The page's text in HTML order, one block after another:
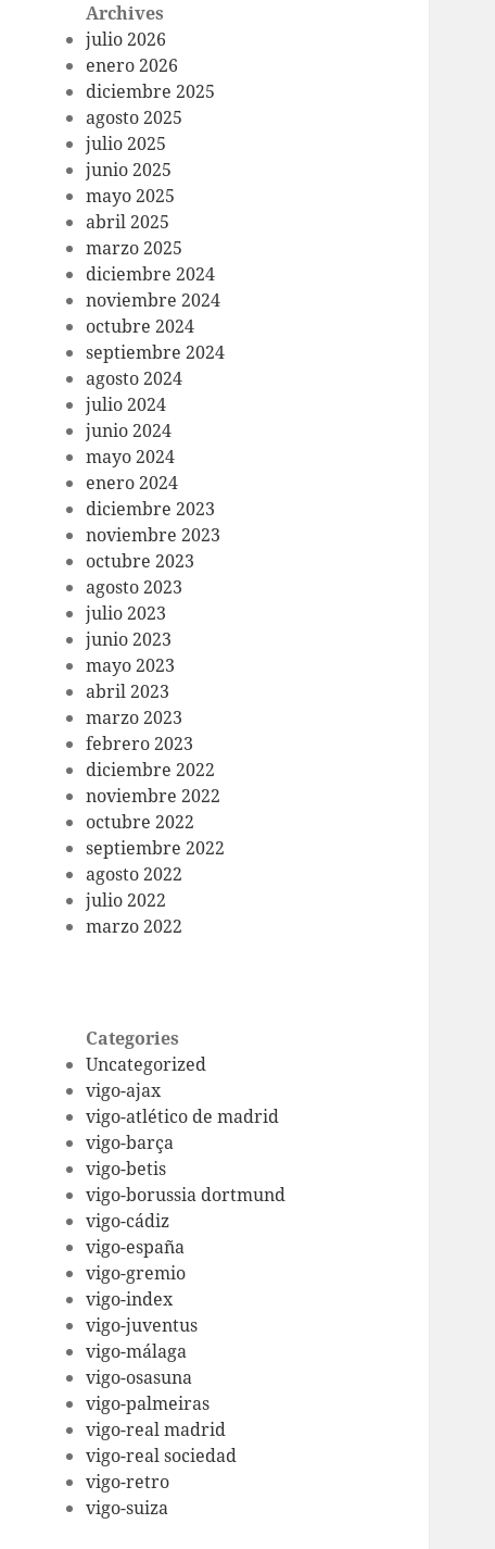
Archives
julio 2026
enero 2026
diciembre 2025
agosto 2025
julio 2025
junio 2025
mayo 2025
abril 2025
marzo 2025
diciembre 2024
noviembre 2024
octubre 2024
septiembre 2024
agosto 2024
julio 2024
junio 2024
mayo 2024
enero 2024
diciembre 2023
noviembre 2023
octubre 2023
agosto 2023
julio 2023
junio 2023
mayo 2023
abril 2023
marzo 2023
febrero 2023
diciembre 2022
noviembre 2022
octubre 2022
septiembre 2022
agosto 2022
julio 2022
marzo 2022
Categories
Uncategorized
vigo-ajax
vigo-atlético de madrid
vigo-barça
vigo-betis
vigo-borussia dortmund
vigo-cádiz
vigo-españa
vigo-gremio
vigo-index
vigo-juventus
vigo-málaga
vigo-osasuna
vigo-palmeiras
vigo-real madrid
vigo-real sociedad
vigo-retro
vigo-suiza